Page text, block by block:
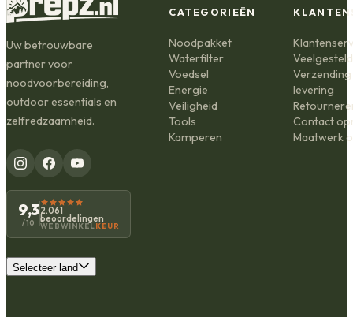
Uw betrouwbare
partner voor
noodvoorbereiding,
outdoor essentials en
zelfredzaamheid.
9,3
/10
2.061
beoordelingen
WEBWINKEL KEUR
Selecteer land
CATEGORIEËN
Noodpakket
Waterfilter
Voedsel
Energie
Veiligheid
Tools
Kamperen
Verzending
levering
Contact
Maatwerk